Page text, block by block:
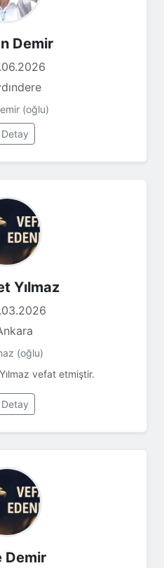
Demir
(oğlu)
Detay
Yılmaz
(oğlu)
vefat etmiştir.
Detay
Demir